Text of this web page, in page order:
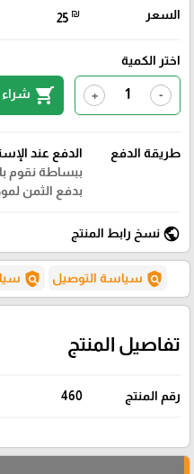
السعر 25 ₪
اختر الكمية
-
+
shopping_cart شراء
طريقة الدفع
الدفع عند
ببساطة نقوم
بدفع الثمن
public نسخ رابط المنتج
policy سياسة التوصيل policy
تفاصيل المنتج
رقم المنتج 460